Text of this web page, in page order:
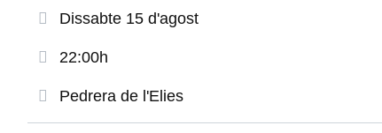
Dissabte 15 d'agost
22:00h
Pedrera de l'Elies